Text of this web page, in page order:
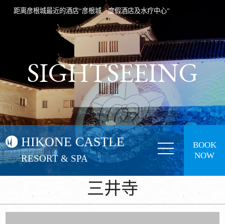
距离彦根城最近的酒店“彦根城 度假酒店及水疗中心”
SIGHTSEEING
HIKONE CASTLE
RESORT & SPA
BOOK
NOW
三井寺